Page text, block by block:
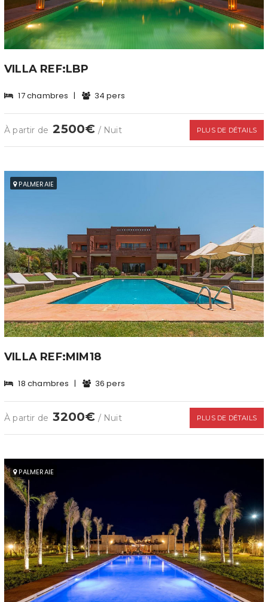
VILLA REF:LBP
17 chambres | 34 pers
À partir de 2500€ / Nuit PLUS DE DÉTAILS
PALMERAIE
VILLA REF:MIM18
18 chambres | 36 pers
À partir de 3200€ / Nuit PLUS DE DÉTAILS
PALMERAIE